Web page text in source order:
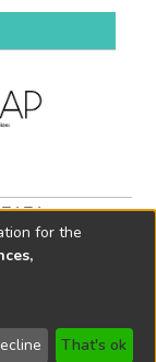
for the
That's ok